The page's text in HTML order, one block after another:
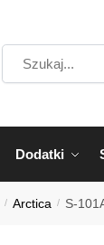
Dodatki
/ Arctica / S-